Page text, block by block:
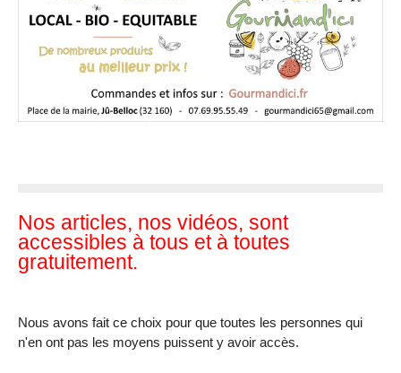
Nos articles, nos vidéos, sont
accessibles à tous et à toutes
gratuitement.
Nous avons fait ce choix pour que toutes les personnes qui
n'en ont pas les moyens puissent y avoir accès.